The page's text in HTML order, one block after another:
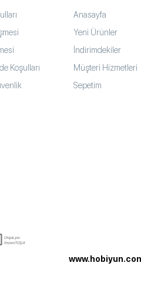
Koşulları
Anasayfa
Yeni Ürünler
İndirimdekiler
Müşteri Hizmetleri
Sepetim